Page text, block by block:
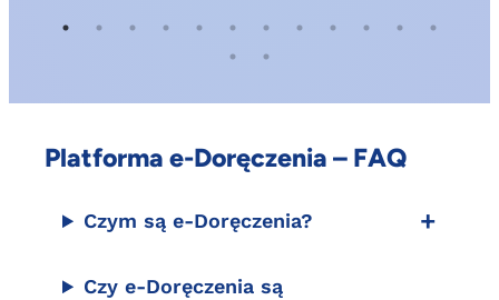
Platforma e-Doręczenia – FAQ
Czym są e-Doręczenia?
Czy e-Doręczenia są